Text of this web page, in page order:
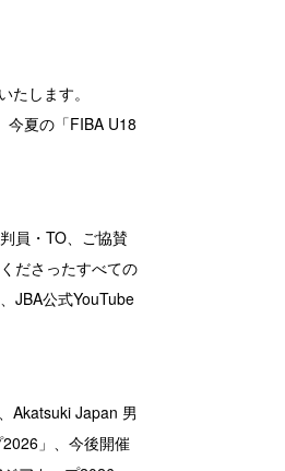
します。
今夏の「FIBA U18
員・TO、ご協賛
ださったすべての
JBA公式YouTube
Akatsuki Japan 男
」、今後開催